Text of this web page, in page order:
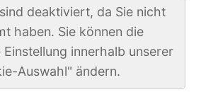
deaktiviert, da Sie nicht
haben. Sie können die
innerhalb unserer
Auswahl" ändern.